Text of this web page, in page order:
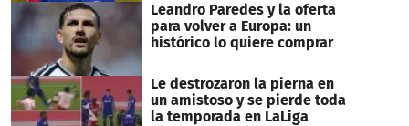
Leandro Paredes y la oferta
para volver a Europa: un
histórico lo quiere comprar
Le destrozaron la pierna en
un amistoso y se pierde toda
la temporada en LaLiga